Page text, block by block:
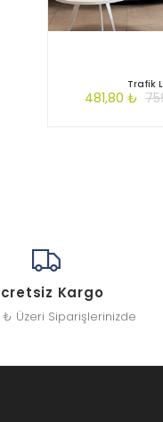
Trafik
481,80 ₺
Kargo
₺ Üzeri Siparişlerinizde